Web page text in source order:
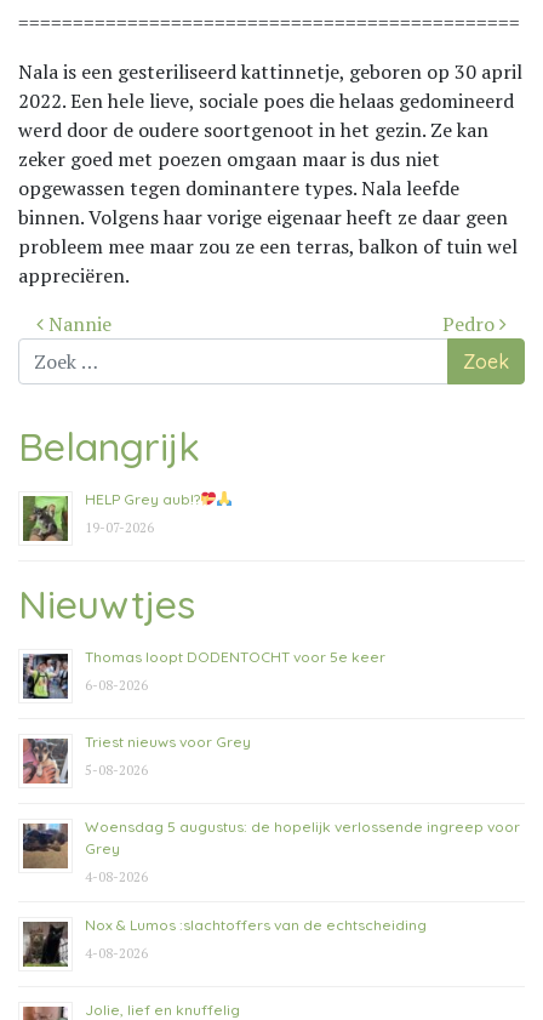
==============================================
Nala is een gesteriliseerd kattinnetje, geboren op 30 april
2022. Een hele lieve, sociale poes die helaas gedomineerd
werd door de oudere soortgenoot in het gezin. Ze kan
zeker goed met poezen omgaan maar is dus niet
opgewassen tegen dominantere types. Nala leefde
binnen. Volgens haar vorige eigenaar heeft ze daar geen
probleem mee maar zou ze een terras, balkon of tuin wel
appreciëren.
Bericht
navigatie
Nannie
Pedro
Zoek
naar:
Belangrijk
HELP Grey aub!?
19-07-2026
Nieuwtjes
Thomas loopt DODENTOCHT voor 5e keer
6-08-2026
Triest nieuws voor Grey
5-08-2026
Woensdag 5 augustus: de hopelijk verlossende ingreep voor
Grey
4-08-2026
Nox & Lumos :slachtoffers van de echtscheiding
4-08-2026
Jolie, lief en knuffelig